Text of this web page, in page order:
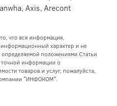
Axis, Arecont
что вся информация,
характер и не
положениями Статьи
информации о
товаров и услуг, пожалуйста,
"ИНФОКОМ".